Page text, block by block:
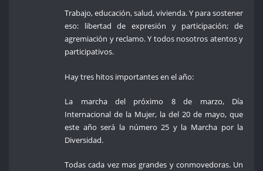
Trabajo, educación, salud, vivienda. Y para sostener
eso: libertad de expresión y participación; de
agremiación y reclamo. Y todos nosotros atentos y
participativos.
Hay tres hitos importantes en el año:
La marcha del próximo 8 de marzo, Día
Internacional de la Mujer, la del 20 de mayo, que
este año será la número 25 y la Marcha por la
Diversidad.
Todas cada vez mas grandes y conmovedoras. Un